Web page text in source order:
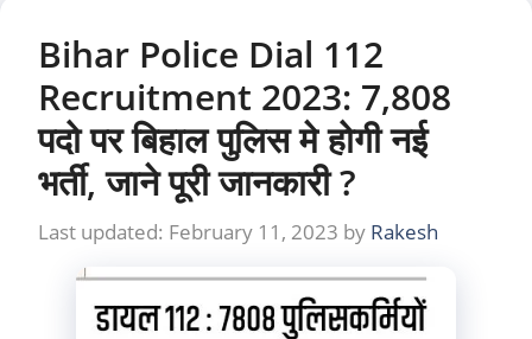
Bihar Police Dial 112
Recruitment 2023: 7,808
पदो पर बिहाल पुलिस मे होगी नई
भर्ती, जाने पूरी जानकारी ?
February 11, 2023 by Rakesh